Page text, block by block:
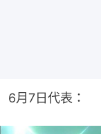
6月7日代表：